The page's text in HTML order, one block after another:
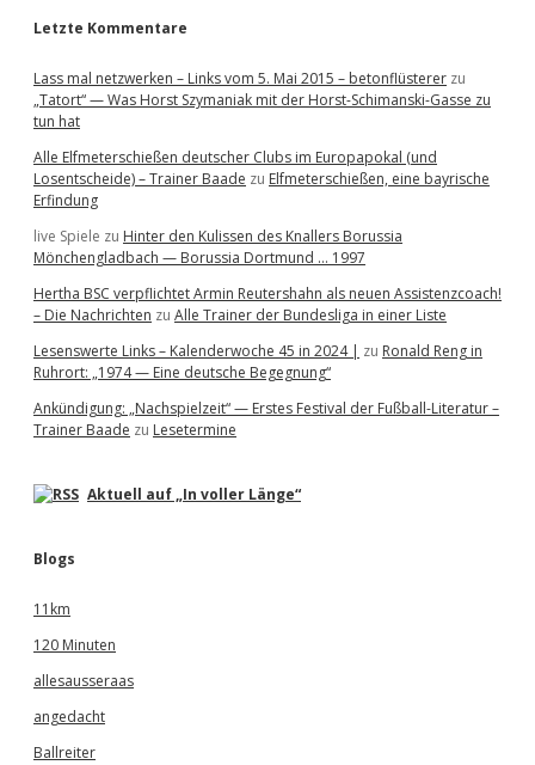
Letzte Kommentare
Lass mal netzwerken – Links vom 5. Mai 2015 – betonflüsterer zu
„Tatort“ — Was Horst Szymaniak mit der Horst-Schimanski-Gasse zu
tun hat
Alle Elfmeterschießen deutscher Clubs im Europapokal (und
Losentscheide) – Trainer Baade zu Elfmeterschießen, eine bayrische
Erfindung
live Spiele zu Hinter den Kulissen des Knallers Borussia
Mönchengladbach — Borussia Dortmund … 1997
Hertha BSC verpflichtet Armin Reutershahn als neuen Assistenzcoach!
– Die Nachrichten zu Alle Trainer der Bundesliga in einer Liste
Lesenswerte Links – Kalenderwoche 45 in 2024 | zu Ronald Reng in
Ruhrort: „1974 — Eine deutsche Begegnung“
Ankündigung: „Nachspielzeit“ — Erstes Festival der Fußball-Literatur –
Trainer Baade zu Lesetermine
Aktuell auf „In voller Länge“
Blogs
11km
120 Minuten
allesausseraas
angedacht
Ballreiter